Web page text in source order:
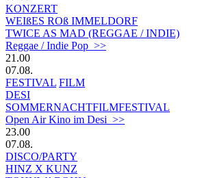
KONZERT
WEIßES ROß IMMELDORF
TWICE AS MAD (REGGAE / INDIE)
Reggae / Indie Pop >>
21.00
07.08.
FESTIVAL FILM
DESI
SOMMERNACHTFILMFESTIVAL
Open Air Kino im Desi >>
23.00
07.08.
DISCO/PARTY
HINZ X KUNZ